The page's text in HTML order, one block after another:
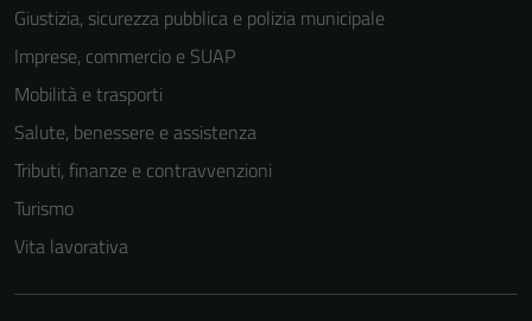
Giustizia, sicurezza pubblica e polizia municipale
Imprese, commercio e SUAP
Mobilità e trasporti
Salute, benessere e assistenza
Tributi, finanze e contravvenzioni
Turismo
Vita lavorativa